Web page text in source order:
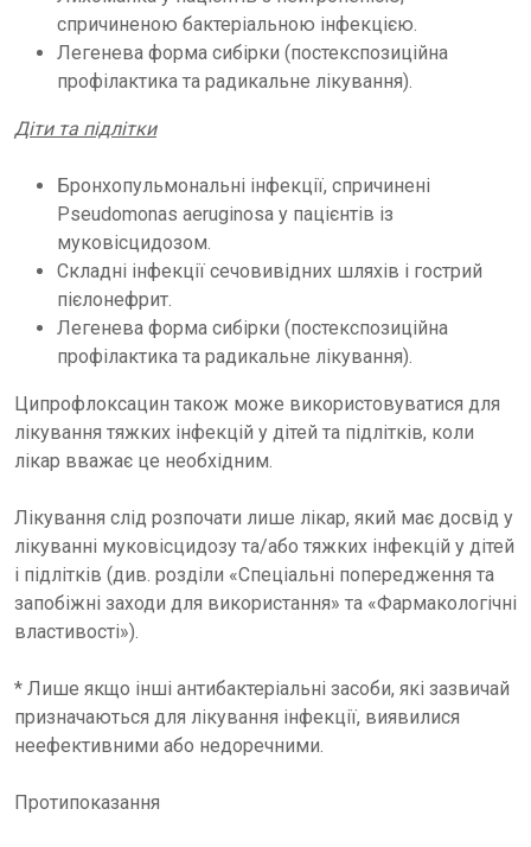
спричиненою бактеріальною інфекцією.
Легенева форма сибірки (постекспозиційна
профілактика та радикальне лікування).
Діти та підлітки
Бронхопульмональні інфекції, спричинені
Pseudomonas aeruginosa у пацієнтів із
муковісцидозом.
Складні інфекції сечовивідних шляхів і гострий
пієлонефрит.
Легенева форма сибірки (постекспозиційна
профілактика та радикальне лікування).
Ципрофлоксацин також може використовуватися для
лікування тяжких інфекцій у дітей та підлітків, коли
лікар вважає це необхідним.
Лікування слід розпочати лише лікар, який має досвід у
лікуванні муковісцидозу та/або тяжких інфекцій у дітей
і підлітків (див. розділи «Спеціальні попередження та
запобіжні заходи для використання» та «Фармакологічні
властивості»).
* Лише якщо інші антибактеріальні засоби, які зазвичай
призначаються для лікування інфекції, виявилися
неефективними або недоречними.
Протипоказання